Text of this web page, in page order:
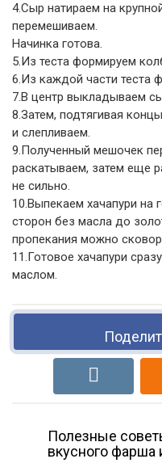
4.Сыр натираем на
перемешиваем.
Начинка готова.
5.Из теста формируем
6.Из каждой части теста
7.В центр выкладываем
8.Затем, подтягивая
и слепливаем.
9.Полученный мешочек
раскатываем, затем еще
не сильно.
10.Выпекаем хачапури на
сторон без масла до
пропекания можно
11.Готовое хачапури
маслом.
Полезные
вкусного фарша